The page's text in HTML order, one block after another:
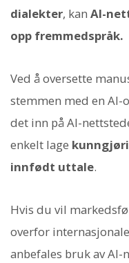
dialekter, kan AI-
opp fremmedspråk.
Ved å oversette
stemmen med en AI-
det inn på AI-
enkelt lage
innfødt uttale.
Hvis du vil
overfor
anbefales bruk av